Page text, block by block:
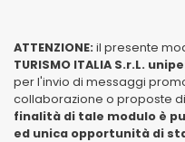
ATTENZIONE: il presente
TURISMO ITALIA S.r.L.
per l'invio di messaggi
collaborazione o proposte
finalità di tale modulo è
ed unica opportunità di